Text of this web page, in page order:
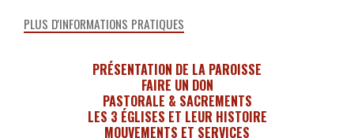
PLUS D'INFORMATIONS PRATIQUES
PRÉSENTATION DE LA PAROISSE
FAIRE UN DON
PASTORALE & SACREMENTS
LES 3 ÉGLISES ET LEUR HISTOIRE
MOUVEMENTS ET SERVICES